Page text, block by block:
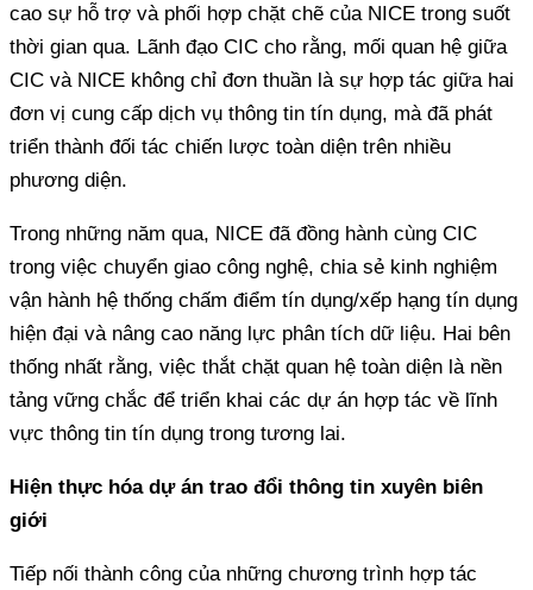
cao sự hỗ trợ và phối hợp chặt chẽ của NICE trong suốt
thời gian qua. Lãnh đạo CIC cho rằng, mối quan hệ giữa
CIC và NICE không chỉ đơn thuần là sự hợp tác giữa hai
đơn vị cung cấp dịch vụ thông tin tín dụng, mà đã phát
triển thành đối tác chiến lược toàn diện trên nhiều
phương diện.
Trong những năm qua, NICE đã đồng hành cùng CIC
trong việc chuyển giao công nghệ, chia sẻ kinh nghiệm
vận hành hệ thống chấm điểm tín dụng/xếp hạng tín dụng
hiện đại và nâng cao năng lực phân tích dữ liệu. Hai bên
thống nhất rằng, việc thắt chặt quan hệ toàn diện là nền
tảng vững chắc để triển khai các dự án hợp tác về lĩnh
vực thông tin tín dụng trong tương lai.
Hiện thực hóa dự án trao đổi thông tin xuyên biên
giới
Tiếp nối thành công của những chương trình hợp tác